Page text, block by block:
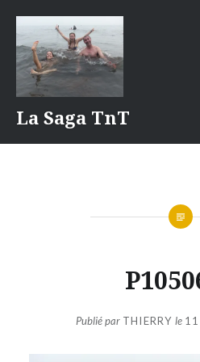
contenu
La Saga TnT
Publié par THIERRY le